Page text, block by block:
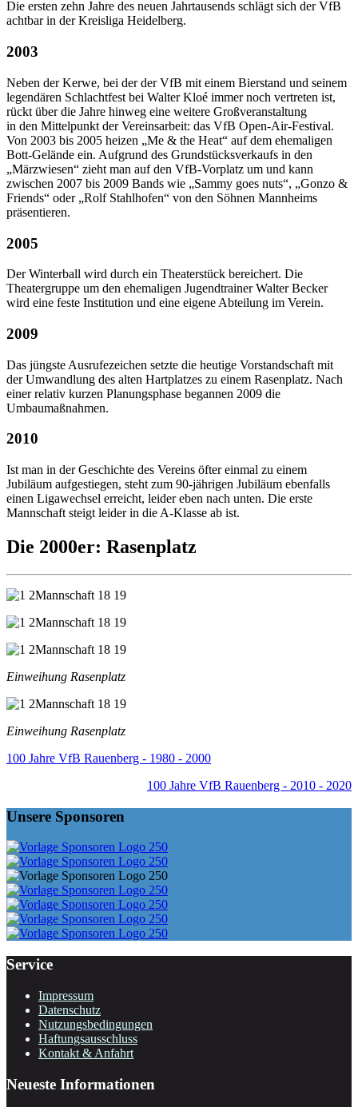
Die ersten zehn Jahre des neuen Jahrtausends schlägt sich der VfB
achtbar in der Kreisliga Heidelberg.
2003
Neben der Kerwe, bei der der VfB mit einem Bierstand und seinem
legendären Schlachtfest bei Walter Kloé immer noch vertreten ist,
rückt über die Jahre hinweg eine weitere Großveranstaltung
in den Mittelpunkt der Vereinsarbeit: das VfB Open-Air-Festival.
Von 2003 bis 2005 heizen „Me & the Heat“ auf dem ehemaligen
Bott-Gelände ein. Aufgrund des Grundstücksverkaufs in den
„Märzwiesen“ zieht man auf den VfB-Vorplatz um und kann
zwischen 2007 bis 2009 Bands wie „Sammy goes nuts“, „Gonzo &
Friends“ oder „Rolf Stahlhofen“ von den Söhnen Mannheims
präsentieren.
2005
Der Winterball wird durch ein Theaterstück bereichert. Die
Theatergruppe um den ehemaligen Jugendtrainer Walter Becker
wird eine feste Institution und eine eigene Abteilung im Verein.
2009
Das jüngste Ausrufezeichen setzte die heutige Vorstandschaft mit
der Umwandlung des alten Hartplatzes zu einem Rasenplatz. Nach
einer relativ kurzen Planungsphase begannen 2009 die
Umbaumaßnahmen.
2010
Ist man in der Geschichte des Vereins öfter einmal zu einem
Jubiläum aufgestiegen, steht zum 90-jährigen Jubiläum ebenfalls
einen Ligawechsel erreicht, leider eben nach unten. Die erste
Mannschaft steigt leider in die A-Klasse ab ist.
Die 2000er: Rasenplatz
Einweihung Rasenplatz
Einweihung Rasenplatz
100 Jahre VfB Rauenberg - 1980 - 2000
100 Jahre VfB Rauenberg - 2010 - 2020
Unsere Sponsoren
Service
Impressum
Datenschutz
Nutzungsbedingungen
Haftungsausschluss
Kontakt & Anfahrt
Neueste Informationen